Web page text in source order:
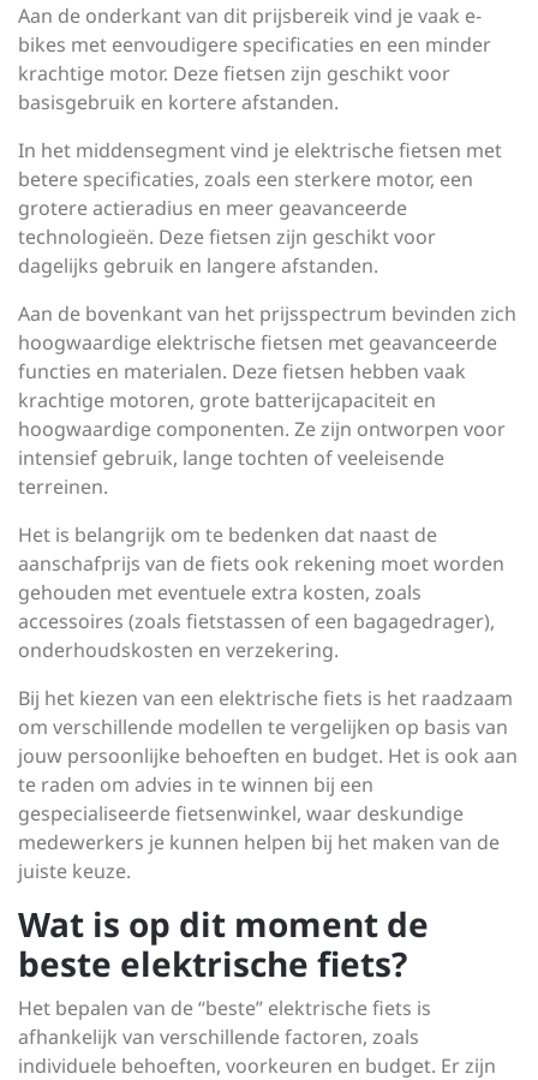
Aan de onderkant van dit prijsbereik vind je vaak e-
bikes met eenvoudigere specificaties en een minder
krachtige motor. Deze fietsen zijn geschikt voor
basisgebruik en kortere afstanden.
In het middensegment vind je elektrische fietsen met
betere specificaties, zoals een sterkere motor, een
grotere actieradius en meer geavanceerde
technologieën. Deze fietsen zijn geschikt voor
dagelijks gebruik en langere afstanden.
Aan de bovenkant van het prijsspectrum bevinden zich
hoogwaardige elektrische fietsen met geavanceerde
functies en materialen. Deze fietsen hebben vaak
krachtige motoren, grote batterijcapaciteit en
hoogwaardige componenten. Ze zijn ontworpen voor
intensief gebruik, lange tochten of veeleisende
terreinen.
Het is belangrijk om te bedenken dat naast de
aanschafprijs van de fiets ook rekening moet worden
gehouden met eventuele extra kosten, zoals
accessoires (zoals fietstassen of een bagagedrager),
onderhoudskosten en verzekering.
Bij het kiezen van een elektrische fiets is het raadzaam
om verschillende modellen te vergelijken op basis van
jouw persoonlijke behoeften en budget. Het is ook aan
te raden om advies in te winnen bij een
gespecialiseerde fietsenwinkel, waar deskundige
medewerkers je kunnen helpen bij het maken van de
juiste keuze.
Wat is op dit moment de
beste elektrische fiets?
Het bepalen van de “beste” elektrische fiets is
afhankelijk van verschillende factoren, zoals
individuele behoeften, voorkeuren en budget. Er zijn